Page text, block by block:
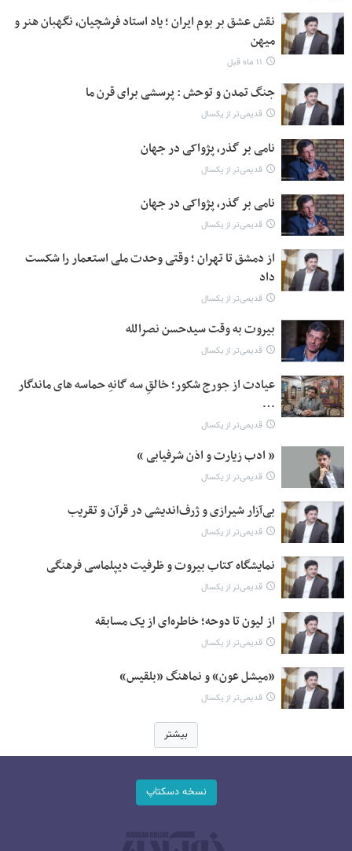
نقش عشق بر بوم ایران ؛ یاد استاد فرشچیان، نگهبان هنر و
میهن
۱۱ ماه قبل
جنگ تمدن و توحش : پرسشی برای قرن ما
قدیمی‌تر از یکسال
نامی بر گذر، پژواکی در جهان
قدیمی‌تر از یکسال
نامی بر گذر، پژواکی در جهان
قدیمی‌تر از یکسال
از دمشق تا تهران ؛ وقتی وحدت ملی استعمار را شکست
داد
قدیمی‌تر از یکسال
بیروت به وقت سیدحسن نصرالله
قدیمی‌تر از یکسال
عیادت از جورج شکور؛ خالقِ سه گانهِ حماسه های ماندگار
…
قدیمی‌تر از یکسال
« ادب زیارت و اذن شرفیابی »
قدیمی‌تر از یکسال
بی‌آزار شیرازی و ژرف‌اندیشی در قرآن و تقریب
قدیمی‌تر از یکسال
نمایشگاه کتاب بیروت و ظرفیت دیپلماسی فرهنگی
قدیمی‌تر از یکسال
از لیون تا دوحه؛ خاطره‌ای از یک مسابقه
قدیمی‌تر از یکسال
«میشل عون» و نماهنگ «بلقیس»
قدیمی‌تر از یکسال
بیشتر
نسخه دسکتاپ